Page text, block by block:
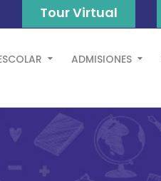
Tour Virtual
ADMISIONES